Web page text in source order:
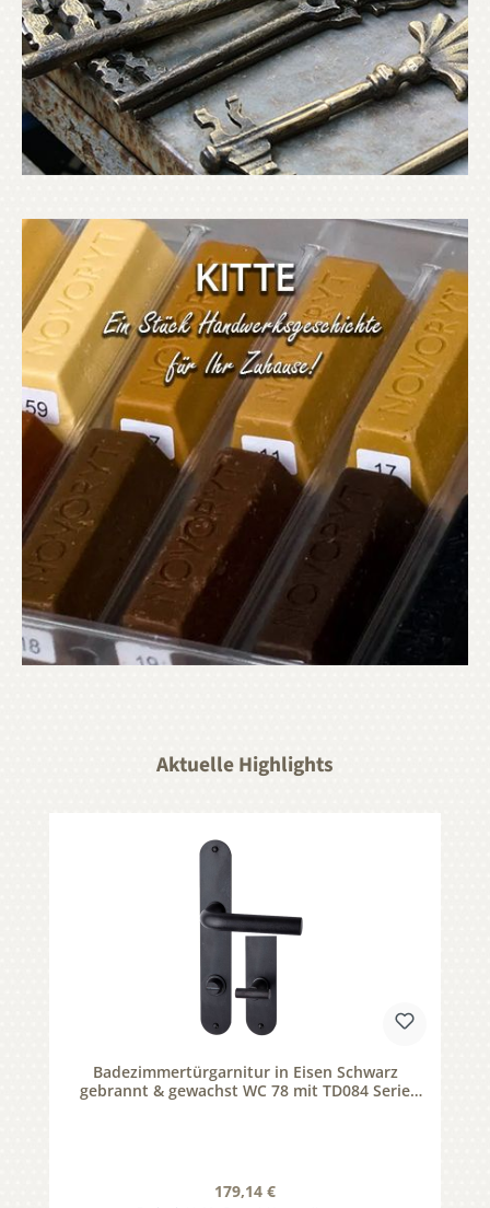
Aktuelle Highlights
Badezimmertürgarnitur in Eisen Schwarz
gebrannt & gewachst WC 78 mit TD084 Serie
Regulärer Preis:
179,14 €